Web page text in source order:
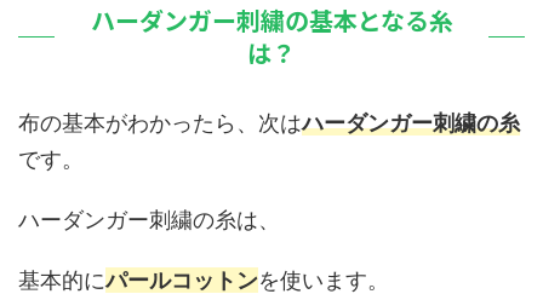
ハーダンガー刺繍の基本となる糸
は？
布の基本がわかったら、次はハーダンガー刺繍の糸
です。
ハーダンガー刺繍の糸は、
基本的にパールコットンを使います。